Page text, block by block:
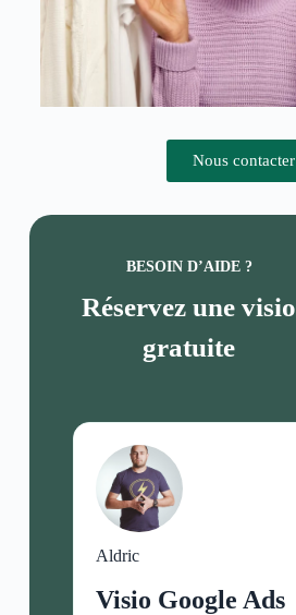
Nous contacter
BESOIN D’AIDE ?
Réservez une visio
gratuite
Aldric
Visio Google Ads